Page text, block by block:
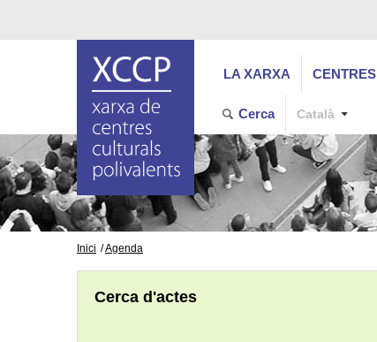
LA XARXA CENTRES
Cerca Català
Inici Agenda
Cerca d'actes